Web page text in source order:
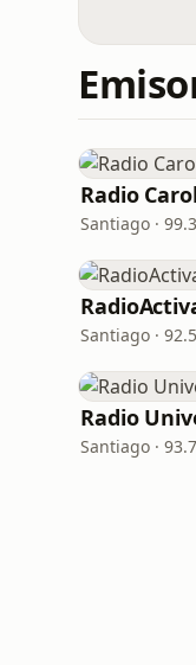
Radio
Santiago ·
Santiago ·
Radio
Santiago ·